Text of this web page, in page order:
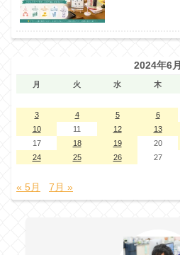
2024年6月
月 火 水 木
3
4 5 6
10
11 12 13
17
18 19 20
24
25 26 27
« 5月 7月 »